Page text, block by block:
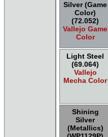
Silver (Game
Color)
(72.052)
Vallejo Game
Color
Light Steel
(69.064)
Vallejo
Mecha Color
Shining
Silver
(Metallics)